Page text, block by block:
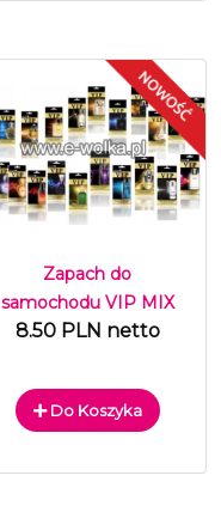
Zapach do
samochodu VIP MIX
8.50 PLN netto
Do Koszyka